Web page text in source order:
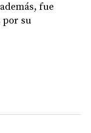
fue
por su